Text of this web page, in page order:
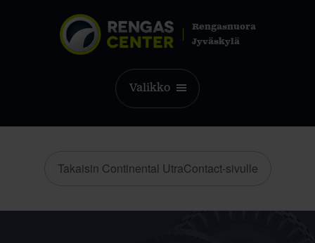
Rengasnuora
Jyväskylä
Valikko
Takaisin Continental UtraContact-sivulle